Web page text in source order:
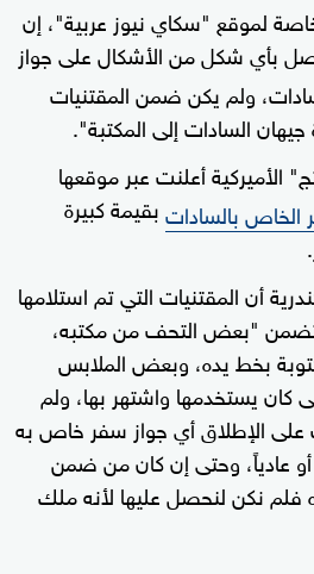
لموقع "سكاي نيوز عربية"، إن
بأي شكل من الأشكال على جواز
ولم يكن ضمن المقتنيات
جيهان السادات إلى المكتبة".
الأميركية أعلنت عبر موقعها
الخاص بالساداتبقيمة كبيرة
أن المقتنيات التي تم استلامها
"بعض التحف من مكتبه،
بخط يده، وبعض الملابس
كان يستخدمها واشتهر بها، ولم
الإطلاق أي جواز سفر خاص به
عادياً، وحتى إن كان من ضمن
فلم نكن لنحصل عليها لأنه ملك